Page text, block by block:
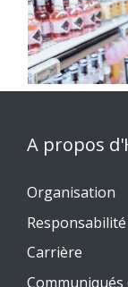
A propos
Organisation
Carrière
Communiqués